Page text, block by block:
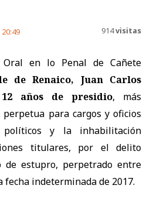
20:49 914visitas
en lo Penal de Cañete
de Renaico, Juan Carlos
años de presidio, más
para cargos y oficios
políticos y la inhabilitación
titulares, por el delito
de estupro, perpetrado entre
fecha indeterminada de 2017.